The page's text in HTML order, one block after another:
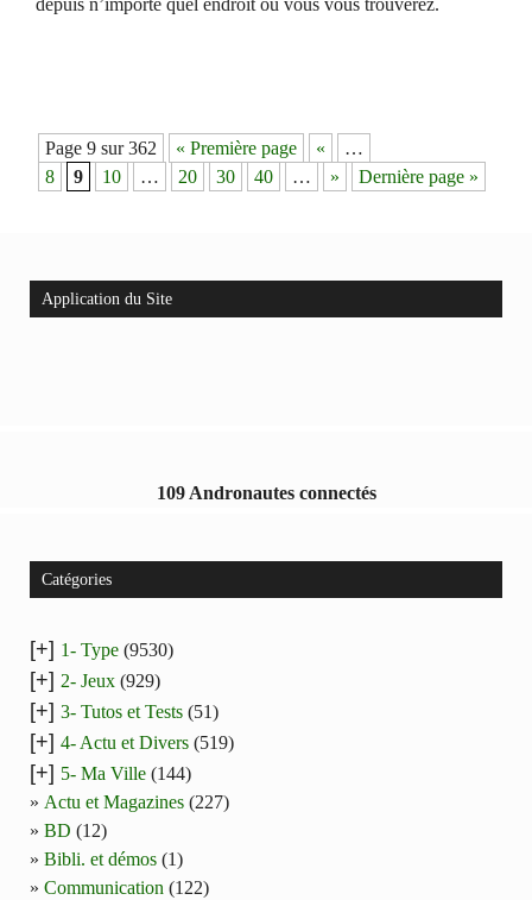
depuis n’importe quel endroit où vous vous trouverez.
Navigation
des
Page 9 sur 362 « Première page «
…
8
9 10 … 20 30 40 … » Dernière page »
Application du Site
109 Andronautes connectés
Catégories
[+] 1- Type (9530)
[+] 2- Jeux (929)
[+] 3- Tutos et Tests (51)
[+] 4- Actu et Divers (519)
[+] 5- Ma Ville (144)
Actu et Magazines (227)
BD (12)
Bibli. et démos (1)
Communication (122)